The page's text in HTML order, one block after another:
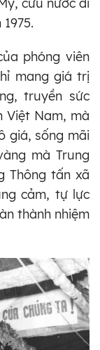
phóng viên
mang giá trị
truyền sức
Việt Nam, mà
giá, sống mãi
mà Trung
Thông tấn xã
cảm, tự lực
thành nhiệm